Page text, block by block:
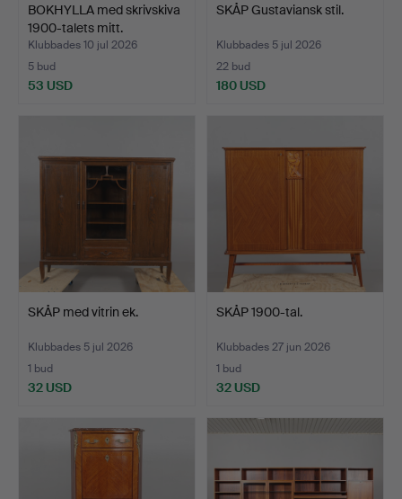
BOKHYLLA med skrivskiva
1900-talets mitt.
Klubbades 10 jul 2026
5 bud
53 USD
SKÅP Gustaviansk stil.
Klubbades 5 jul 2026
22 bud
180 USD
SKÅP med vitrin ek.
Klubbades 5 jul 2026
1 bud
32 USD
SKÅP 1900-tal.
Klubbades 27 jun 2026
1 bud
32 USD